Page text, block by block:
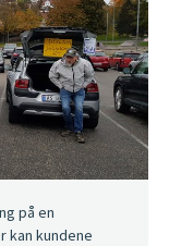
på en
kan kundene